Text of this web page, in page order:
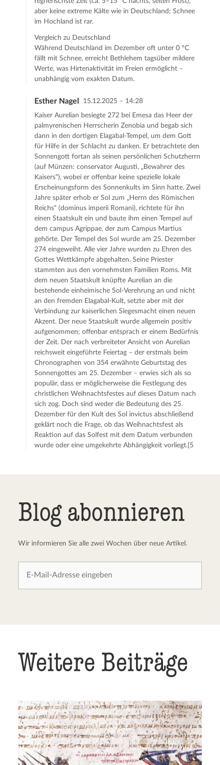
aber keine extreme Kälte wie in Deutschland; Schnee
im Hochland ist rar.​
Vergleich zu Deutschland
Während Deutschland im Dezember oft unter 0 °C
fällt mit Schnee, erreicht Bethlehem tagsüber mildere
Werte, was Hirtenaktivität im Freien ermöglicht –
unabhängig vom exakten Datum.
Esther Nagel 15.12.2025 – 14:28
Kaiser Aurelian besiegte 272 bei Emesa das Heer der
palmyrenischen Herrscherin Zenobia und begab sich
dann in den dortigen Elagabal-Tempel, um dem Gott
für Hilfe in der Schlacht zu danken. Er betrachtete den
Sonnengott fortan als seinen persönlichen Schutzherrn
(auf Münzen: conservator Augusti, „Bewahrer des
Kaisers“), wobei er offenbar keine spezielle lokale
Erscheinungsform des Sonnenkults im Sinn hatte. Zwei
Jahre später erhob er Sol zum „Herrn des Römischen
Reichs“ (dominus imperii Romani), richtete für ihn
einen Staatskult ein und baute ihm einen Tempel auf
dem campus Agrippae, der zum Campus Martius
gehörte. Der Tempel des Sol wurde am 25. Dezember
274 eingeweiht. Alle vier Jahre wurden zu Ehren des
Gottes Wettkämpfe abgehalten. Seine Priester
stammten aus den vornehmsten Familien Roms. Mit
dem neuen Staatskult knüpfte Aurelian an die
bestehende einheimische Sol-Verehrung an und nicht
an den fremden Elagabal-Kult, setzte aber mit der
Verbindung zur kaiserlichen Siegesmacht einen neuen
Akzent. Der neue Staatskult wurde allgemein positiv
aufgenommen; offenbar entsprach er einem Bedürfnis
der Zeit. Der nach verbreiteter Ansicht von Aurelian
reichsweit eingeführte Feiertag – der erstmals beim
Chronographen von 354 erwähnte Geburtstag des
Sonnengottes am 25. Dezember – erwies sich als so
populär, dass er möglicherweise die Festlegung des
christlichen Weihnachtsfestes auf dieses Datum nach
sich zog. Doch sind weder die Bedeutung des 25.
Dezember für den Kult des Sol invictus abschließend
geklärt noch die Frage, ob das Weihnachtsfest als
Reaktion auf das Solfest mit dem Datum verbunden
wurde oder eine umgekehrte Abhängigkeit vorliegt.[5
Blog abonnieren
Wir informieren Sie alle zwei Wochen über neue Artikel.
Weitere Beiträge